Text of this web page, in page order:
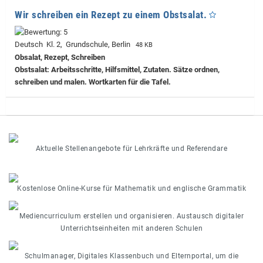
Wir schreiben ein Rezept zu einem Obstsalat.
Deutsch Kl. 2, Grundschule, Berlin 48 KB
Obsalat, Rezept, Schreiben
Obstsalat: Arbeitsschritte, Hilfsmittel, Zutaten. Sätze ordnen,
schreiben und malen. Wortkarten für die Tafel.
Aktuelle Stellenangebote für Lehrkräfte und Referendare
Kostenlose Online-Kurse für Mathematik und englische Grammatik
Mediencurriculum erstellen und organisieren. Austausch digitaler
Unterrichtseinheiten mit anderen Schulen
Schulmanager, Digitales Klassenbuch und Elternportal, um die